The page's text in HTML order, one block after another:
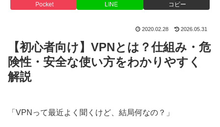
Pocket LINE コピー
2020.02.28 2026.05.31
【初心者向け】VPNとは？仕組み・危
険性・安全な使い方をわかりやすく
解説
「VPNって最近よく聞くけど、結局何なの？」